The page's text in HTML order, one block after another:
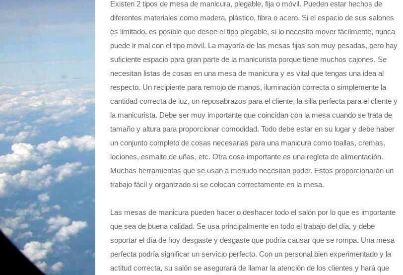
Existen 2 tipos de mesa de manicura, plegable, fija o móvil. Pueden estar hechos de
diferentes materiales como madera, plástico, fibra o acero. Si el espacio de sus salones
es limitado, es posible que desee el tipo plegable, si lo necesita mover fácilmente, nunca
puede ir mal con el tipo móvil. La mayoría de las mesas fijas son muy pesadas, pero hay
suficiente espacio para gran parte de la manicurista porque tiene muchos cajones. Se
necesitan listas de cosas en una mesa de manicura y es vital que tengas una idea al
respecto. Un recipiente para remojo de manos, iluminación correcta o simplemente la
cantidad correcta de luz, un reposabrazos para el cliente, la silla perfecta para el cliente y
la manicurista. Debe ser muy importante que coincidan con la mesa cuando se trata de
tamaño y altura para proporcionar comodidad. Todo debe estar en su lugar y debe haber
un conjunto completo de cosas necesarias para una manicura como toallas, cremas,
lociones, esmalte de uñas, etc. Otra cosa importante es una regleta de alimentación.
Muchas herramientas que se usan a menudo necesitan poder. Estos proporcionarán un
trabajo fácil y organizado si se colocan correctamente en la mesa.
Las mesas de manicura pueden hacer o deshacer todo el salón por lo que es importante
que sea de buena calidad. Se usa principalmente en todo el trabajo del día, y debe
soportar el día de hoy desgaste y desgaste que podría causar que se rompa. Una mesa
perfecta podría significar un servicio perfecto. Con un personal bien experimentado y la
actitud correcta, su salón se asegurará de llamar la atención de los clientes y hará que